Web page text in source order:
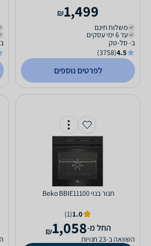
1,499
₪
משלוח חינם
עד 6 ימי עסקים
ב- סל-טק
4.5
(3758)
לפרטים נוספים
‏תנור בנוי Beko BBIE11100
1.0
(1)
‫החל מ-1,058
₪
השוואה ב-23 חנויות